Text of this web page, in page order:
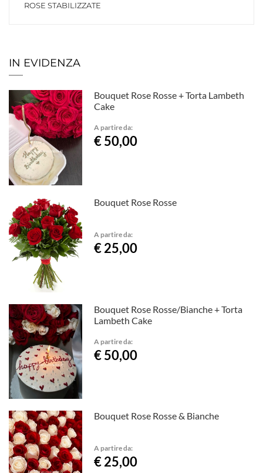
ROSE STABILIZZATE
IN EVIDENZA
Bouquet Rose Rosse + Torta Lambeth
Cake
A partire da:
€ 50,00
Bouquet Rose Rosse
A partire da:
€ 25,00
Bouquet Rose Rosse/Bianche + Torta
Lambeth Cake
A partire da:
€ 50,00
Bouquet Rose Rosse & Bianche
A partire da:
€ 25,00